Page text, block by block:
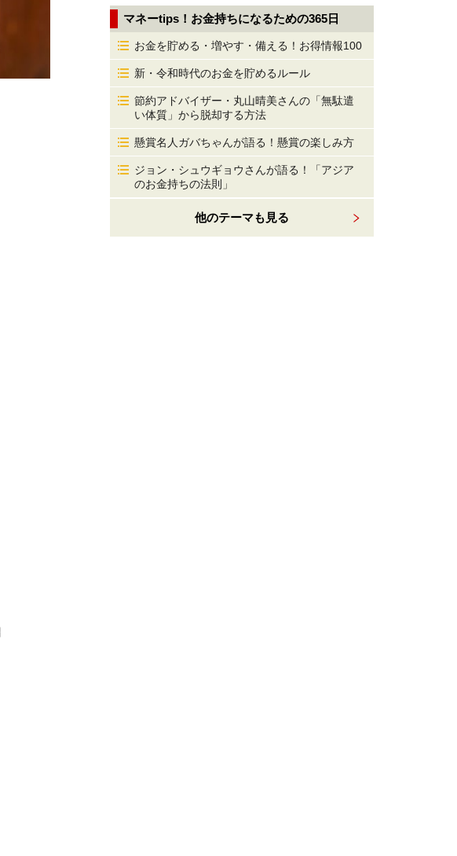
マネーtips！お金持ちになるための365日
お金を貯める・増やす・備える！お得情報100
新・令和時代のお金を貯めるルール
節約アドバイザー・丸山晴美さんの「無駄遣
い体質」から脱却する方法
懸賞名人ガバちゃんが語る！懸賞の楽しみ方
ジョン・シュウギョウさんが語る！「アジア
のお金持ちの法則」
他のテーマも見る